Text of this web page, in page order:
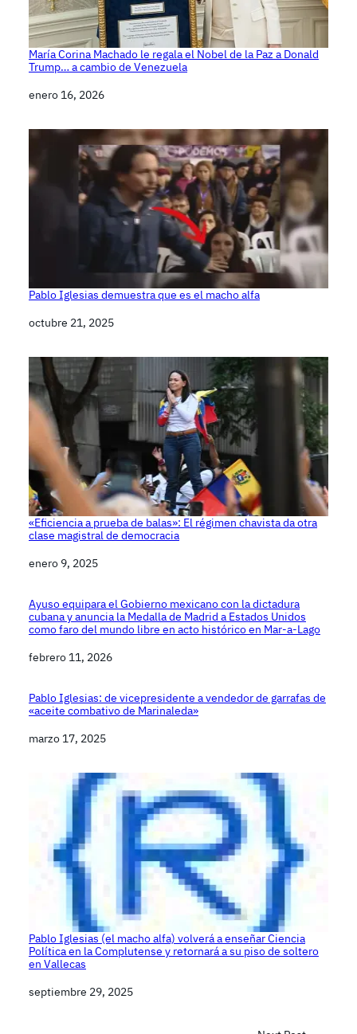
María Corina Machado le regala el Nobel de la Paz a Donald
Trump… a cambio de Venezuela
Fecha
enero 16, 2026
Pablo Iglesias demuestra que es el macho alfa
Fecha
octubre 21, 2025
«Eficiencia a prueba de balas»: El régimen chavista da otra
clase magistral de democracia
Fecha
enero 9, 2025
Ayuso equipara el Gobierno mexicano con la dictadura
cubana y anuncia la Medalla de Madrid a Estados Unidos
como faro del mundo libre en acto histórico en Mar-a-Lago
Fecha
febrero 11, 2026
Pablo Iglesias: de vicepresidente a vendedor de garrafas de
«aceite combativo de Marinaleda»
Fecha
marzo 17, 2025
Pablo Iglesias (el macho alfa) volverá a enseñar Ciencia
Política en la Complutense y retornará a su piso de soltero
en Vallecas
Fecha
septiembre 29, 2025